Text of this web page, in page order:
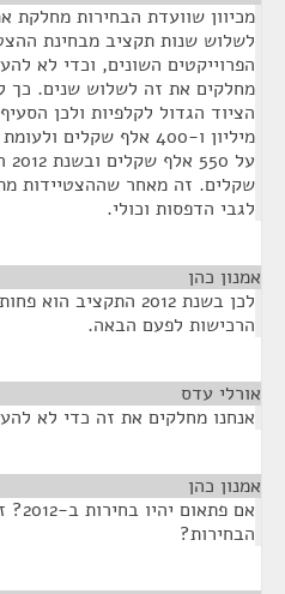
מכיוון שוועדת הבחירות
לשלוש שנות תקציב מבחינת
הפרוייקטים השונים, וכדי לא
הציוד הגדול לקלפיות ולכן
שקלים. זה מאחר שההצטיידות
לגבי הדפסות וכולי.
אמנון כהן
לכן בשנת 2012 התקציב
הרכישות לפעם הבאה.
אורלי עדס
אנחנו מחלקים את זה כדי לא
אמנון כהן
אם
הבחירות?